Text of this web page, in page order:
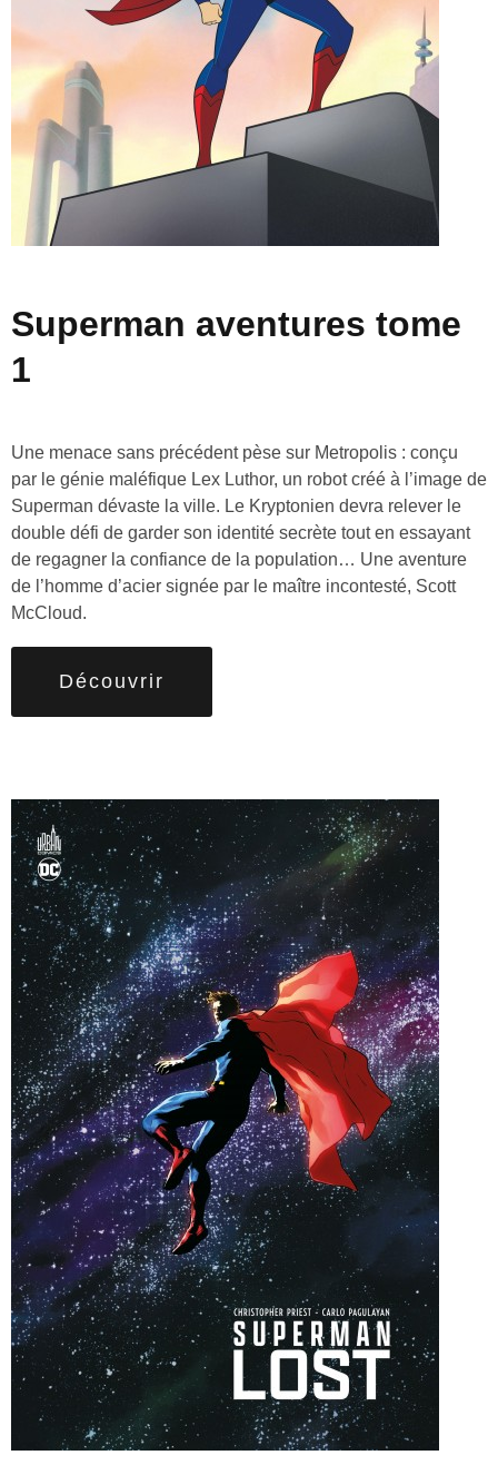
superman aventures tome
1
Une menace sans précédent pèse sur Metropolis : conçu
par le génie maléfique Lex Luthor, un robot créé à l’image de
Superman dévaste la ville. Le Kryptonien devra relever le
double défi de garder son identité secrète tout en essayant
de regagner la confiance de la population… Une aventure
de l’homme d’acier signée par le maître incontesté, Scott
McCloud.
Découvrir